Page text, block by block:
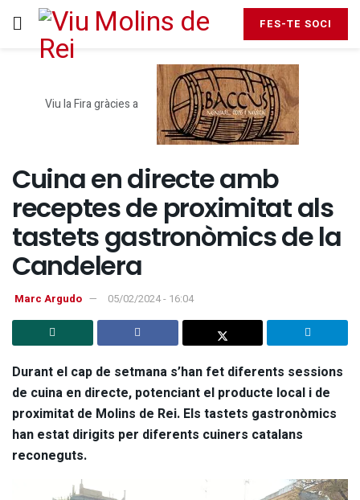
FES-TE SOCI
Viu la Fira gràcies a
Cuina en directe amb
receptes de proximitat als
tastets gastronòmics de la
Candelera
Marc Argudo 05/02/2024 - 16:04
Durant el cap de setmana s’han fet diferents sessions
de cuina en directe, potenciant el producte local i de
proximitat de Molins de Rei. Els tastets gastronòmics
han estat dirigits per diferents cuiners catalans
reconeguts.